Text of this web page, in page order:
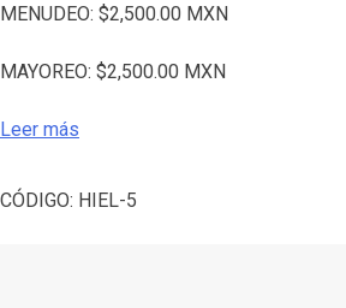
MENUDEO: $2,500.00 MXN
MAYOREO: $2,500.00 MXN
Leer más
CÓDIGO: HIEL-5